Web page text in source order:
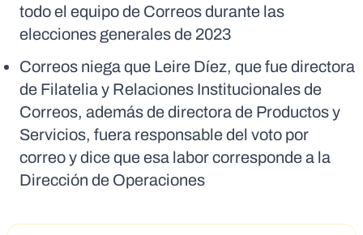
todo el equipo de Correos durante las
elecciones generales de 2023
Correos niega que Leire Díez, que fue directora
de Filatelia y Relaciones Institucionales de
Correos, además de directora de Productos y
Servicios, fuera responsable del voto por
correo y dice que esa labor corresponde a la
Dirección de Operaciones